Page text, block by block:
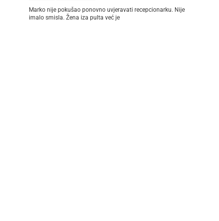
Marko nije pokušao ponovno uvjeravati recepcionarku. Nije
imalo smisla. Žena iza pulta već je